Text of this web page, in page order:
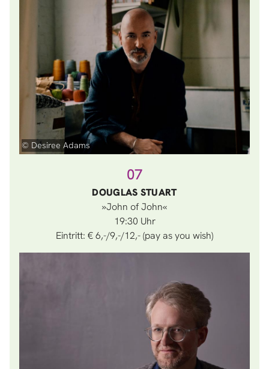
© Desiree Adams
07
DOUGLAS STUART
»John of John«
19:30
Eintritt: € 6,-/9,-/12,- (pay as you wish)